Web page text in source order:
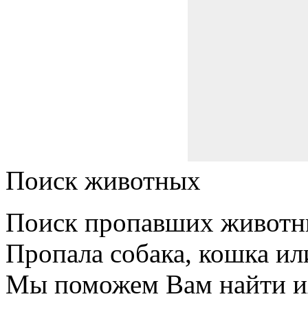
Поиск животных
Поиск пропавших
Пропала собака, кошка
Мы поможем Вам найти